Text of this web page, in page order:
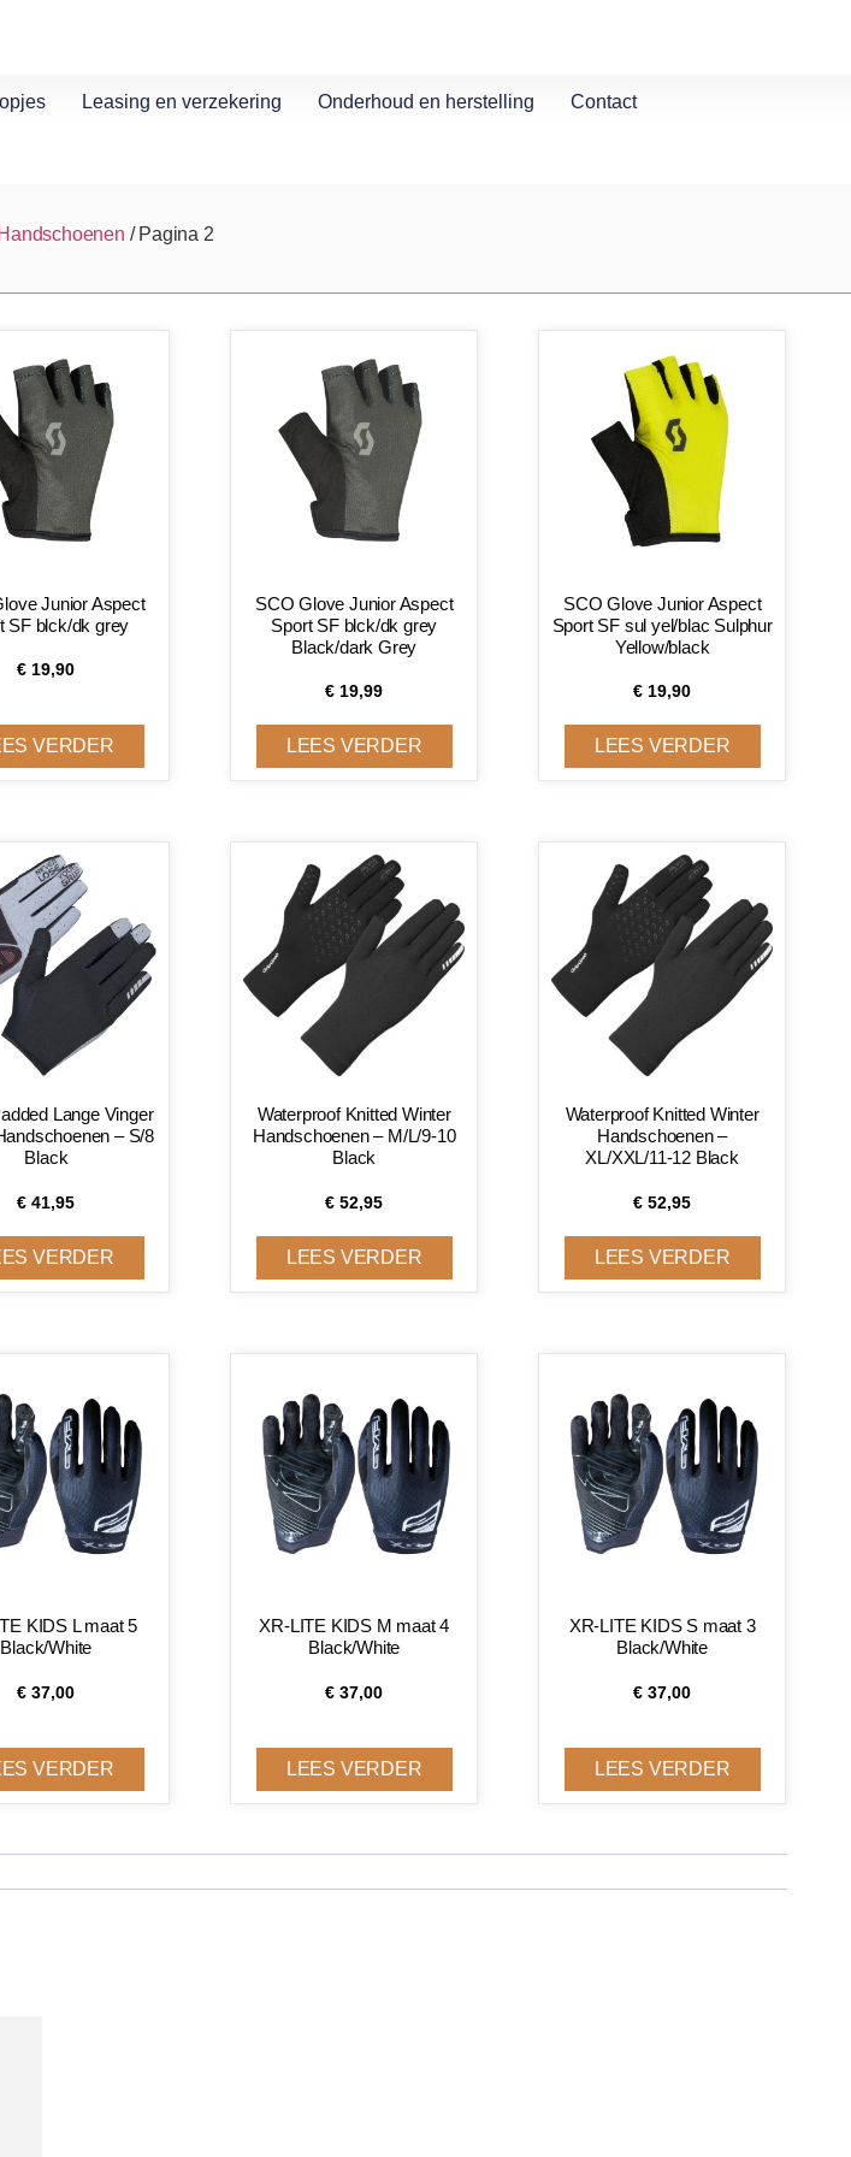
Leasing en verzekering Onderhoud en herstelling Contact
Handschoenen / Pagina 2
Junior Aspect
SF blck/dk grey
€ 19,90
VERDER
SCO Glove Junior Aspect
Sport SF blck/dk grey
Black/dark Grey
€ 19,99
LEES VERDER
SCO Glove Junior Aspect
Sport SF sul yel/blac Sulphur
Yellow/black
€ 19,90
LEES VERDER
Lange Vinger
– S/8
Black
€ 41,95
VERDER
Waterproof Knitted Winter
Handschoenen – M/L/9-10
Black
€ 52,95
LEES VERDER
Waterproof Knitted Winter
Handschoenen –
XL/XXL/11-12 Black
€ 52,95
LEES VERDER
KIDS L maat 5
Black/White
€ 37,00
VERDER
XR-LITE KIDS M maat 4
Black/White
€ 37,00
LEES VERDER
XR-LITE KIDS S maat 3
Black/White
€ 37,00
LEES VERDER